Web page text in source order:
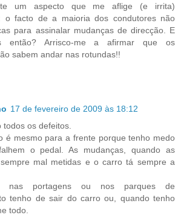
um aspecto que me aflige (e irrita)
o facto de a maioria dos condutores não
para assinalar mudanças de direcção. E
então? Arrisco-me a afirmar que os
sabem andar nas rotundas!!
17 de fevereiro de 2009 às 18:12
todos os defeitos.
é mesmo para a frente porque tenho medo
o pedal. As mudanças, quando as
mal metidas e o carro tá sempre a
nas portagens ou nos parques de
tenho de sair do carro ou, quando tenho
todo.